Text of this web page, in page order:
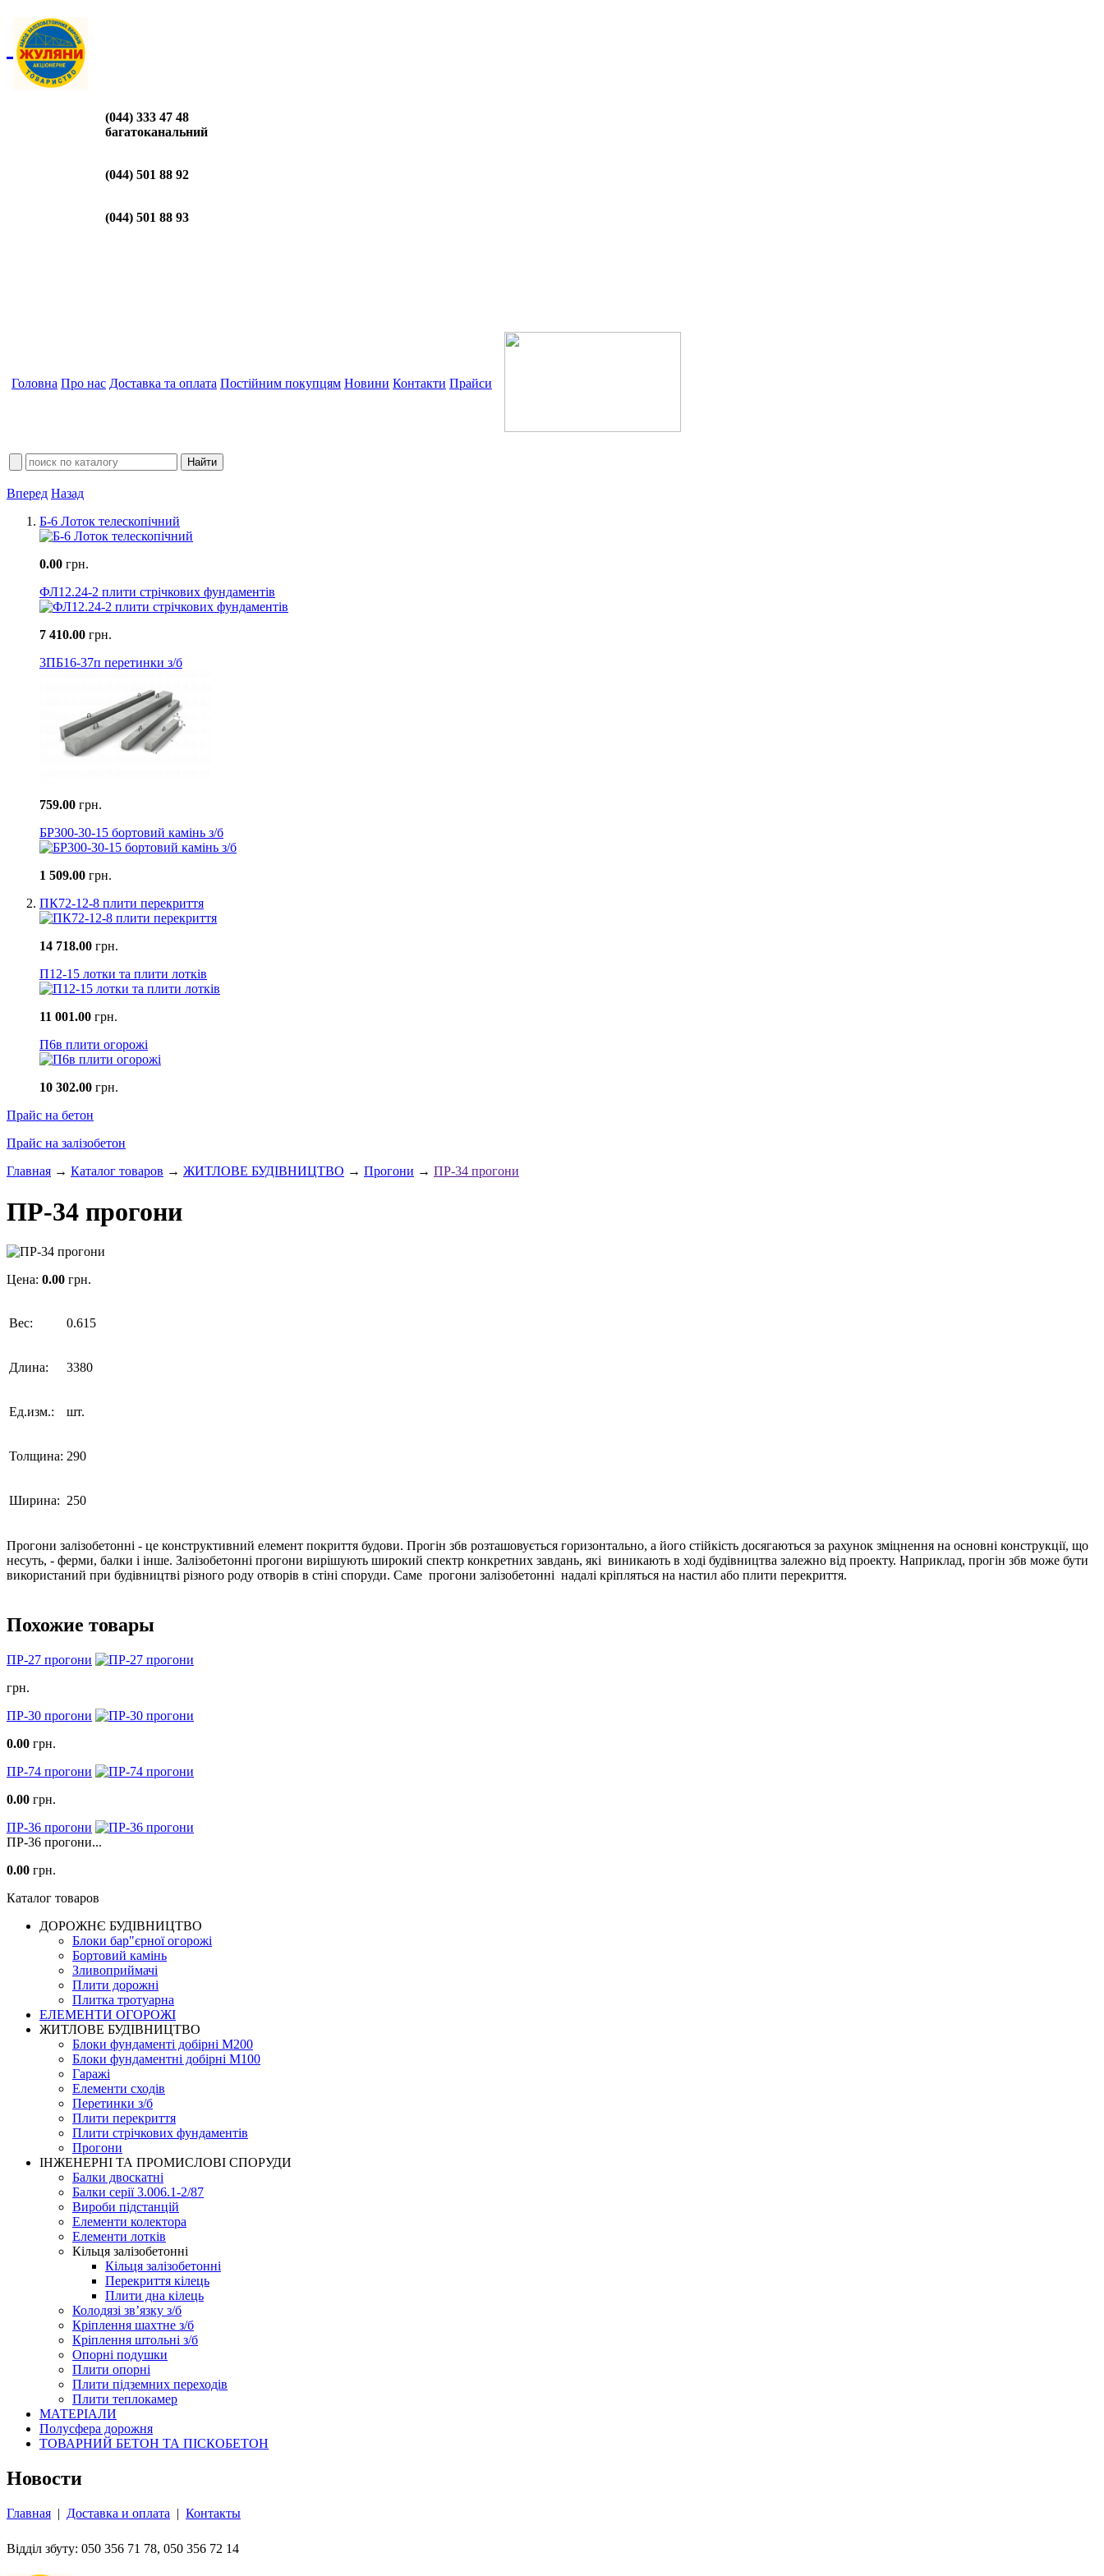
(044) 333 47 48
багатоканальний
(044) 501 88 92
(044) 501 88 93
Головна Про нас Доставка та оплата Постійним покупцям Новини Контакти Прайси
Вперед Назад
Б-6 Лоток телескопічний
0.00 грн.
ФЛ12.24-2 плити стрічкових фундаментів
7 410.00 грн.
3ПБ16-37п перетинки з/б
759.00 грн.
БР300-30-15 бортовий камінь з/б
1 509.00 грн.
ПК72-12-8 плити перекриття
14 718.00 грн.
П12-15 лотки та плити лотків
11 001.00 грн.
П6в плити огорожі
10 302.00 грн.
Прайс на бетон
Прайс на залізобетон
Главная → Каталог товаров → ЖИТЛОВЕ БУДIВНИЦТВО → Прогони → ПР-34 прогони
ПР-34 прогони
Цена: 0.00 грн.
Вес: 0.615
Длина: 3380
Ед.изм.: шт.
Толщина: 290
Ширина: 250
Прогони залізобетонні - це конструктивний елемент покриття будови. Прогін збв розташовується горизонтально, а його стійкість досягаються за рахунок зміцнення на основні конструкції, що
несуть, - ферми, балки і інше. Залізобетонні прогони вирішують широкий спектр конкретних завдань, які виникають в ході будівництва залежно від проекту. Наприклад, прогін збв може бути
використаний при будівництві різного роду отворів в стіні споруди. Саме прогони залізобетонні надалі кріпляться на настил або плити перекриття.
Похожие товары
ПР-27 прогони
грн.
ПР-30 прогони
0.00 грн.
ПР-74 прогони
0.00 грн.
ПР-36 прогони
ПР-36 прогони...
0.00 грн.
Каталог товаров
ДОРОЖНЄ БУДIВНИЦТВО
Блоки бар"єрної огорожі
Бортовий камінь
Зливоприймачі
Плити дорожні
Плитка тротуарна
ЕЛЕМЕНТИ ОГОРОЖІ
ЖИТЛОВЕ БУДIВНИЦТВО
Блоки фундаменті добірні М200
Блоки фундаментні добірні М100
Гаражі
Елементи сходів
Перетинки з/б
Плити перекриття
Плити стрічкових фундаментів
Прогони
ІНЖЕНЕРНІ ТА ПРОМИСЛОВІ СПОРУДИ
Балки двоскатні
Балки серії 3.006.1-2/87
Вироби підстанцій
Елементи колектора
Елементи лотків
Кільця залізобетонні
Кільця залізобетонні
Перекриття кілець
Плити дна кілець
Колодязі зв’язку з/б
Кріплення шахтне з/б
Кріплення штольні з/б
Опорні подушки
Плити опорні
Плити підземних переходів
Плити теплокамер
МАТЕРІАЛИ
Полусфера дорожня
ТОВАРНИЙ БЕТОН ТА ПІСКОБЕТОН
Новости
Главная | Доставка и оплата | Контакты
Відділ збуту: 050 356 71 78, 050 356 72 14